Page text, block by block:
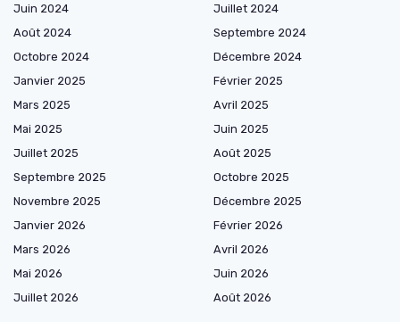
Juin 2024
Juillet 2024
Août 2024
Septembre 2024
Octobre 2024
Décembre 2024
Janvier 2025
Février 2025
Mars 2025
Avril 2025
Mai 2025
Juin 2025
Juillet 2025
Août 2025
Septembre 2025
Octobre 2025
Novembre 2025
Décembre 2025
Janvier 2026
Février 2026
Mars 2026
Avril 2026
Mai 2026
Juin 2026
Juillet 2026
Août 2026